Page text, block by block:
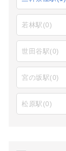
若林駅(0)
世田谷駅(0)
宮の坂駅(0)
松原駅(0)